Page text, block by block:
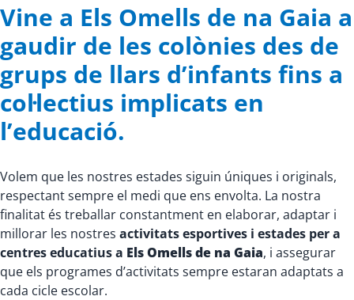
Vine a Els Omells de na Gaia a
gaudir de les colònies des de
grups de llars d’infants fins a
col·lectius implicats en
l’educació.
Volem que les nostres estades siguin úniques i originals,
respectant sempre el medi que ens envolta. La nostra
finalitat és treballar constantment en elaborar, adaptar i
millorar les nostres activitats esportives i estades per a
centres educatius a Els Omells de na Gaia, i assegurar
que els programes d’activitats sempre estaran adaptats a
cada cicle escolar.